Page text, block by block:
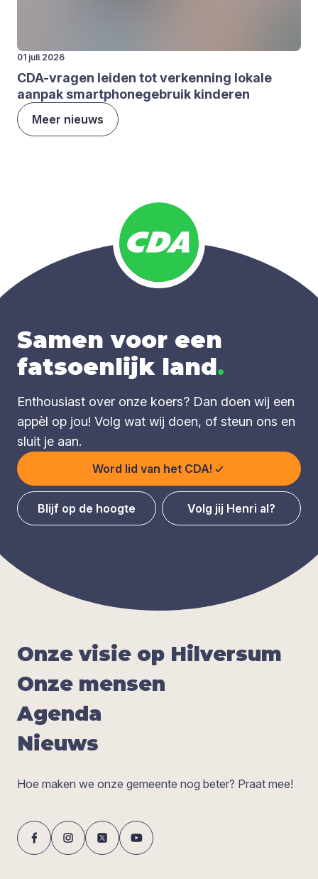
01 juli 2026
CDA-vra­gen lei­den tot ver­ken­ning loka­le
aan­pak smartpho­ne­ge­bruik kin­de­ren
Meer nieuws
Samen voor een
fatsoenlijk land.
Enthousiast over onze koers? Dan doen wij een
appèl op jou! Volg wat wij doen, of steun ons en
sluit je aan.
Word lid van het CDA!
Blijf op de hoogte Volg jij Henri al?
Onze visie op Hil­ver­sum
Onze men­sen
Agen­da
Nieuws
Hoe maken we onze gemeente nog beter? Praat mee!